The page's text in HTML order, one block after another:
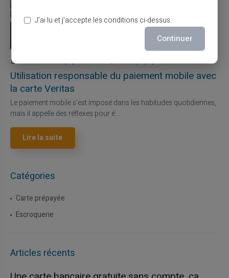
27/07/2026 Veritas Carte prépayée
Utilisation responsable du paiement mobile avec
la carte Veritas
Le paiement mobile s'est imposé dans les habitudes quotidiennes,
mais il appelle des réflexes pour é...
Lire la suite
Catégories
Carte prépayée
Escroquerie
Articles récents
J’ai lu et j’accepte les conditions ci-dessus.
Continuer